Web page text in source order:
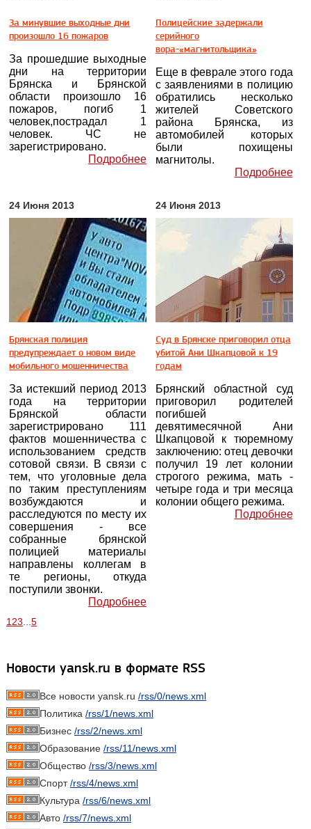
За минувшие выходные дни
произошло 16 пожаров
За прошедшие выходные
дни на территории
Брянска и Брянской
области произошло 16
пожаров, погиб 1
человек,пострадал 1
человек. ЧС не
зарегистрировано.
Подробнее
Полицейские задержали
серийного
вора-«магнитольщика»
Еще в феврале этого года
с заявлениями в полицию
обратились несколько
жителей Советского
района Брянска, из
автомобилей которых
были похищены
магнитолы.
Подробнее
24 Июня 2013
Брянская полиция
предупреждает о новом виде
мобильного мошенничества
За истекший период 2013
года на территории
Брянской области
зарегистрировано 111
фактов мошенничества с
использованием средств
сотовой связи. В связи с
тем, что уголовные дела
по таким преступлениям
возбуждаются и
расследуются по месту их
совершения - все
собранные брянской
полицией материалы
направлены коллегам в
те регионы, откуда
поступили звонки.
Подробнее
24 Июня 2013
Суд в Брянске приговорил отца
убитой Ани Шкапцовой к 19
годам
Брянский областной суд
приговорил родителей
погибшей
девятимесячной Ани
Шкапцовой к тюремному
заключению: отец девочки
получил 19 лет колонии
строгого режима, мать -
четыре года и три месяца
колонии общего режима.
Подробнее
1 23 5
Новости yansk.ru в формате RSS
Все новости yansk.ru /rss/0/news.xml
Политика /rss/1/news.xml
Бизнес /rss/2/news.xml
Образование /rss/11/news.xml
Общество /rss/3/news.xml
Спорт/rss/4/news.xml
Культура /rss/6/news.xml
Авто /rss/7/news.xml